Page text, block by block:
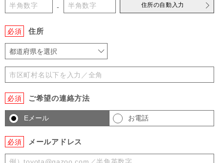
- 住所の自動入力
必須 住所
都道府県を選択
必須 ご希望の連絡方法
Eメール お電話
必須 メールアドレス